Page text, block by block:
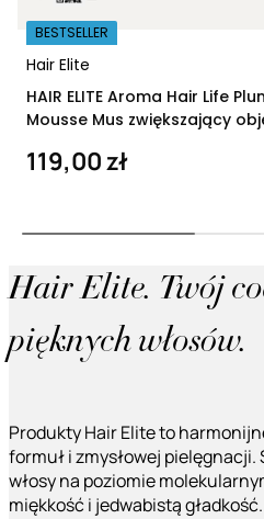
Hair Elite
BESTSELLER
HAIR ELITE Aroma Hair Life
Mousse Mus zwiększający
119,00 zł
Hair Elite. Twój
pięknych włosów.
Produkty Hair Elite to
formuł i zmysłowej
włosy na poziomie
miękkość i jedwabistą gładkość.